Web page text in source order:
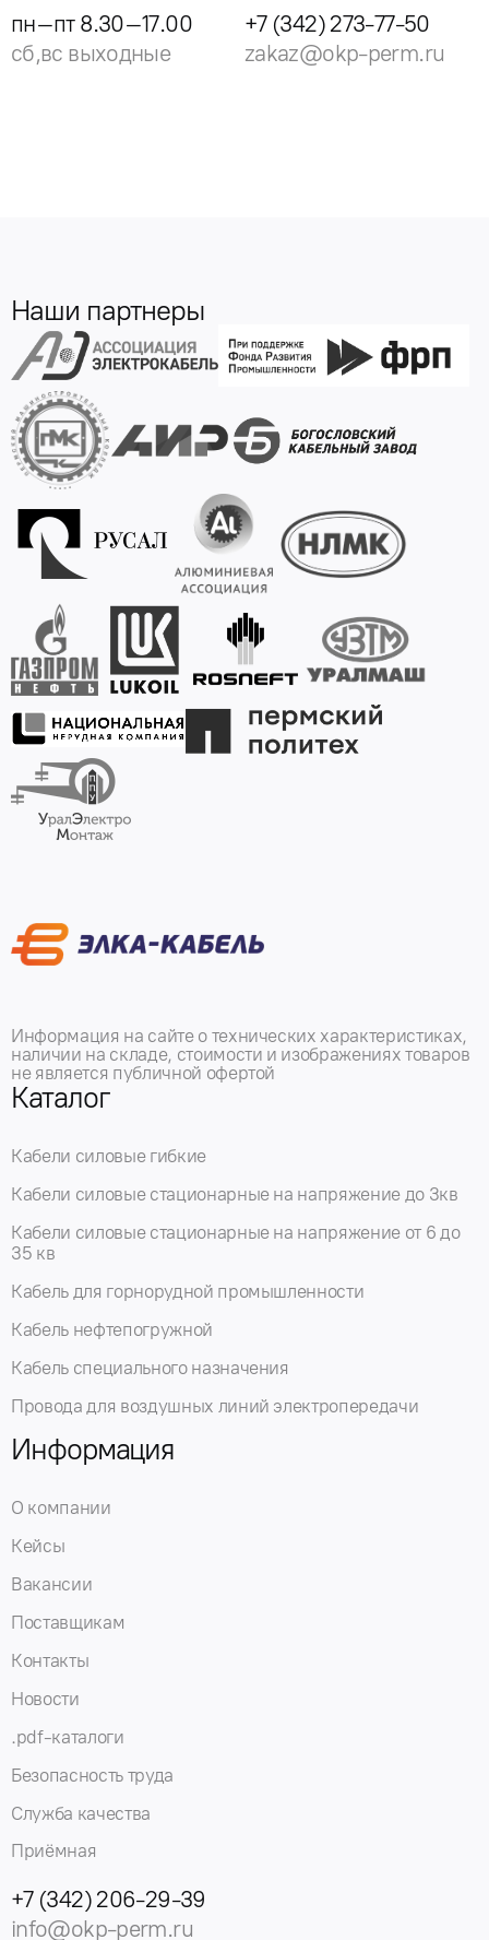
пн–пт 8.30–17.00
сб,вс выходные
+7 (342) 273-77-50
zakaz@okp-perm.ru
Наши партнеры
Информация на сайте о технических характеристиках,
наличии на складе, стоимости и изображениях товаров
не является публичной офертой
Каталог
Кабели силовые гибкие
Кабели силовые стационарные на напряжение до 3кв
Кабели силовые стационарные на напряжение от 6 до
35 кв
Кабель для горнорудной промышленности
Кабель нефтепогружной
Кабель специального назначения
Провода для воздушных линий электропередачи
Информация
О компании
Кейсы
Вакансии
Поставщикам
Контакты
Новости
.pdf-каталоги
Безопасность труда
Служба качества
Приёмная
+7 (342) 206-29-39
info@okp-perm.ru